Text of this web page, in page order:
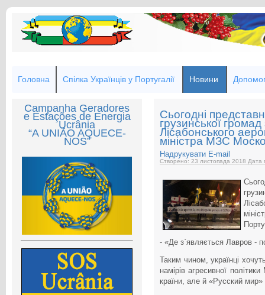
Головна Спілка Українців у Португалії Новини
Campanha Geradores
e Estações de Energia
Ucrânia
“A UNIÃO AQUECE-
NOS”
Сьогодні
грузинської
Лісабонського
міністра МЗС
Надрукувати E-mail
Створено: 23 листопада 2018 Дата
- «Де з`являється Лавров -
Таким чином, українці
намірів агресивної
країни, але й «Русский